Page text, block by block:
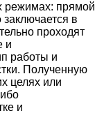
режимах: прямой
в
проходят
и
работы и
Полученную
целях или
и